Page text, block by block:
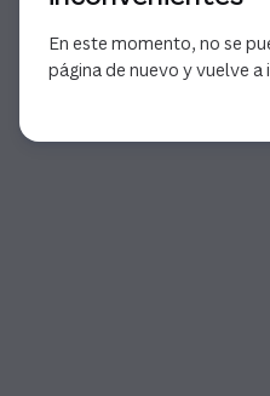
En este momento, no se
página de nuevo y vuelve